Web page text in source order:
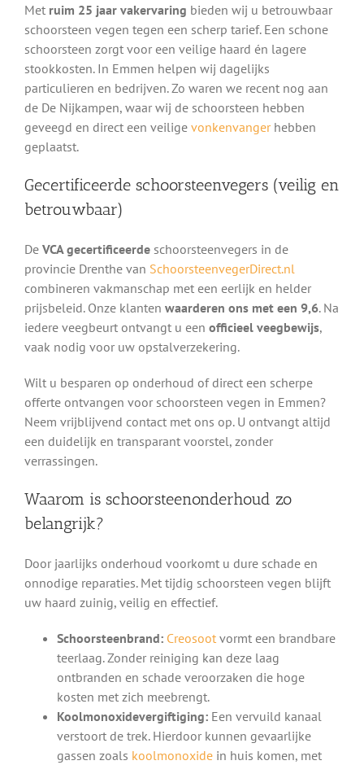
Met ruim 25 jaar vakervaring bieden wij u betrouwbaar
schoorsteen vegen tegen een scherp tarief. Een schone
schoorsteen zorgt voor een veilige haard én lagere
stookkosten. In Emmen helpen wij dagelijks
particulieren en bedrijven. Zo waren we recent nog aan
de De Nijkampen, waar wij de schoorsteen hebben
geveegd en direct een veilige vonkenvangerhebben
geplaatst.
Gecertificeerde schoorsteenvegers (veilig en
betrouwbaar)
De VCA gecertificeerdeschoorsteenvegers in de
provincie Drenthe van SchoorsteenvegerDirect.nl
combineren vakmanschap met een eerlijk en helder
prijsbeleid. Onze klanten waarderen ons met een 9,6. Na
iedere veegbeurt ontvangt u een officieel veegbewijs,
vaak nodig voor uw opstalverzekering.
Wilt u besparen op onderhoud of direct een scherpe
offerte ontvangen voor schoorsteen vegen in Emmen?
Neem vrijblijvend contact met ons op. U ontvangt altijd
een duidelijk en transparant voorstel, zonder
verrassingen.
Waarom is schoorsteenonderhoud zo
belangrijk?
Door jaarlijks onderhoud voorkomt u dure schade en
onnodige reparaties. Met tijdig schoorsteen vegen blijft
uw haard zuinig, veilig en effectief.
Schoorsteenbrand: Creosootvormt een brandbare
teerlaag. Zonder reiniging kan deze laag
ontbranden en schade veroorzaken die hoge
kosten met zich meebrengt.
Koolmonoxidevergiftiging:Een vervuild kanaal
verstoort de trek. Hierdoor kunnen gevaarlijke
gassen zoals koolmonoxidein huis komen, met